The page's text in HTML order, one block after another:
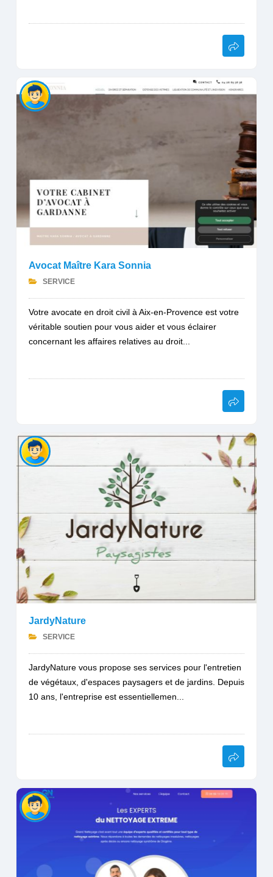
Avocat Maître Kara Sonnia
SERVICE
Votre avocate en droit civil à Aix-en-Provence est votre
véritable soutien pour vous aider et vous éclairer
concernant les affaires relatives au droit...
JardyNature
SERVICE
JardyNature vous propose ses services pour l'entretien
de végétaux, d'espaces paysagers et de jardins. Depuis
10 ans, l'entreprise est essentiellemen...